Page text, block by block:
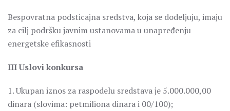
Bespovratna podsticajna sredstva, koja se dodeljuju, imaju
za cilj podršku javnim ustanovama u unapređenju
energetske efikasnosti
III Uslovi konkursa
1. Ukupan iznos za raspodelu sredstava je 5.000.000,00
dinara (slovima: petmiliona dinara i 00/100);